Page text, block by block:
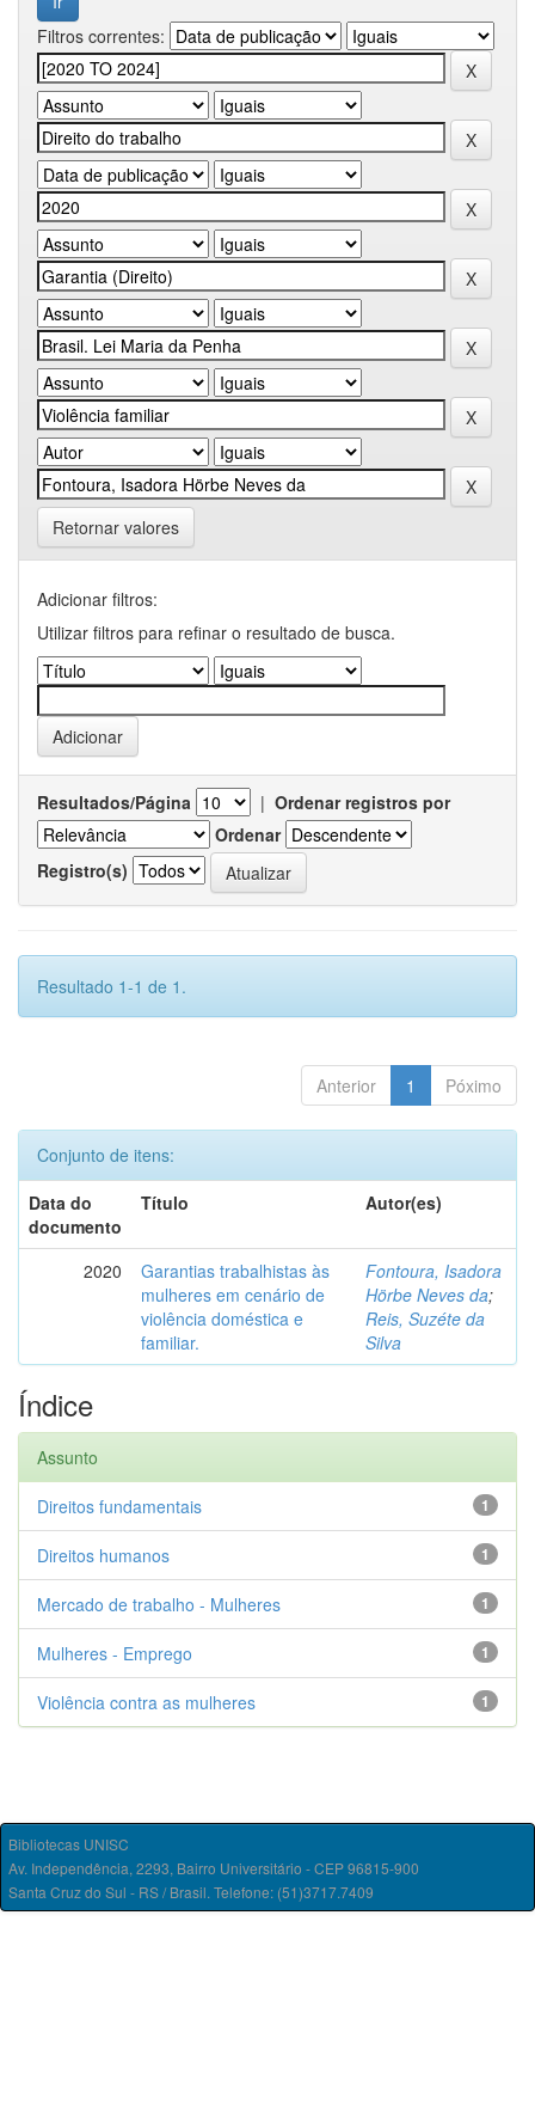
Filtros correntes:
Retornar valores
Adicionar filtros:
Utilizar filtros para refinar o resultado de busca.
Resultados/Página | Ordenar registros por
Ordenar
Registro(s)
Resultado 1-1 de 1.
Anterior 1 Póximo
Conjunto de itens:
Data do
documento
Título Autor(es)
2020
Garantias trabalhistas às
mulheres em cenário de
violência doméstica e
familiar.
Fontoura, Isadora
Hörbe Neves da;
Reis, Suzéte da
Silva
Índice
Assunto
1
Direitos fundamentais
1
Direitos humanos
1
Mercado de trabalho - Mulheres
1
Mulheres - Emprego
1
Violência contra as mulheres
Bibliotecas UNISC
Av. Independência, 2293, Bairro Universitário - CEP 96815-900
Santa Cruz do Sul - RS / Brasil. Telefone: (51)3717.7409